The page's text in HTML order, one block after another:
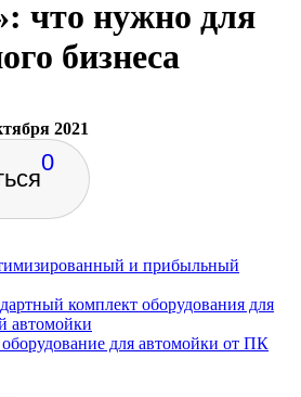
что нужно для
бизнеса
2021
0
и прибыльный
комплект оборудования для
автомойки
для автомойки от ПК